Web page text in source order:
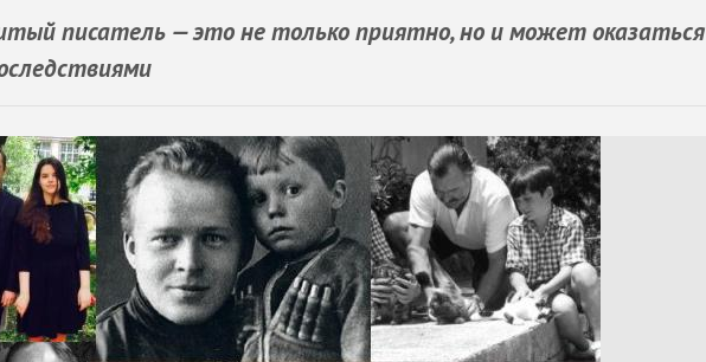
писатель — это не только приятно, но и может оказаться